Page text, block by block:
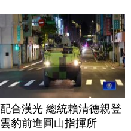
配合漢光 總統賴清德親登
雲豹前進圓山指揮所